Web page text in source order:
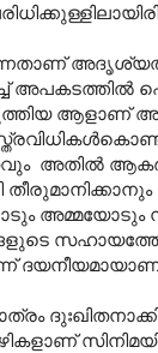
ആളാണ്
അതിൽ
അമ്മയോടും